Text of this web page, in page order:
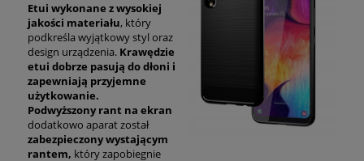
Etui wykonane z wysokiej
jakości materiału, który
podkreśla wyjątkowy styl oraz
design urządzenia. Krawędzie
etui dobrze pasują do dłoni i
zapewniają przyjemne
użytkowanie.
Podwyższony rant na ekran
dodatkowo aparat został
zabezpieczony wystającym
rantem, który zapobiegnie